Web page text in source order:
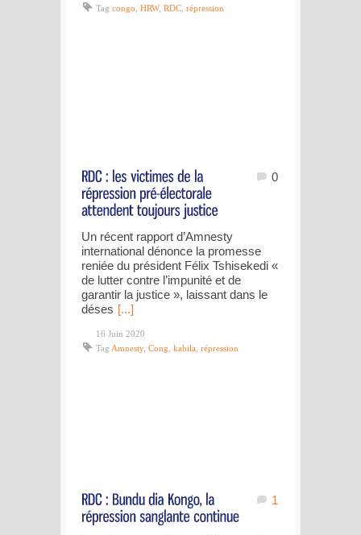
Tag congo HRW, RDC répression
0
Un récent rapport d’Amnesty
international dénonce la promesse
reniée du président Félix Tshisekedi «
de lutter contre l’impunité et de
garantir la justice », laissant dans le
déses [...]
16 Juin 2020
Tag Amnesty, Cong, kabila, répression
1